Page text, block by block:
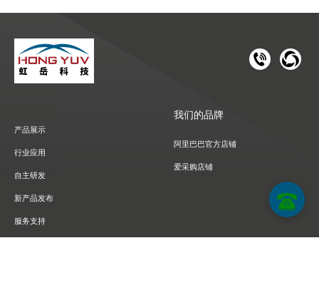
181 1126
028-
产品展示
行业应用
自主研发
新产品发布
服务支持
我们的品牌
阿里巴巴官方店铺
爱采购店铺